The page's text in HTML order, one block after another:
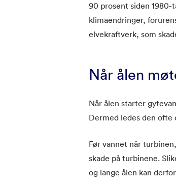
90 prosent siden 1980-
klimaendringer,
elvekraftverk, som
Når ålen
Når ålen starter
Dermed ledes den
Før vannet når
skade på turbinene.
og lange ålen kan